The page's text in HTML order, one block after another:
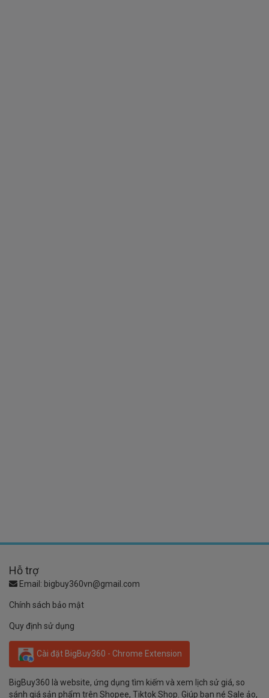
Hỗ trợ
Email: bigbuy360vn@gmail.com
Chính sách bảo mật
Quy định sử dụng
Cài đặt BigBuy360 - Chrome Extension
BigBuy360 là website, ứng dụng tìm kiếm và xem lịch sử giá, so
sánh giá sản phẩm trên Shopee, Tiktok Shop. Giúp bạn né Sale ảo,